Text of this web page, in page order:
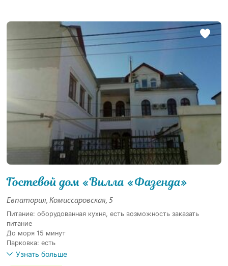
Гостевой дом «Вилла «Фазенда»
Евпатория, Комиссаровская, 5
Питание: оборудованная кухня, есть возможность заказать
питание
До моря 15 минут
Парковка: есть
Узнать больше